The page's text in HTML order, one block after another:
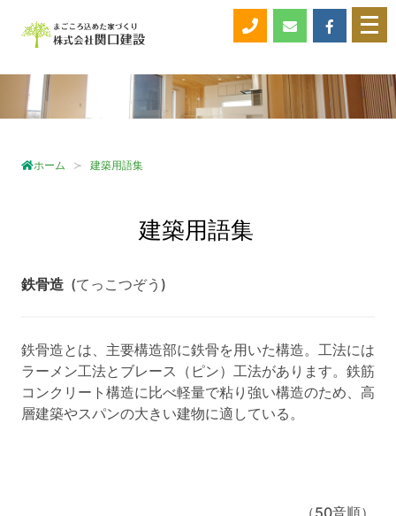
メ
ニ
ー
を
開
ホーム 建築用語集
建築用語集
鉄骨造 (てっこつぞう)
鉄骨造とは、主要構造部に鉄骨を用いた構造。工法には
ラーメン工法とブレース（ピン）工法があります。鉄筋
コンクリート構造に比べ軽量で粘り強い構造のため、高
層建築やスパンの大きい建物に適している。
（50音順）